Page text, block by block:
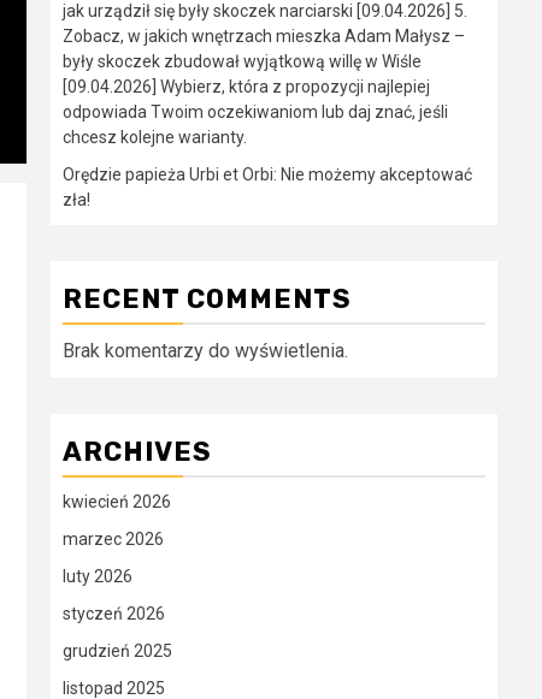
jak urządził się były skoczek narciarski [09.04.2026] 5.
Zobacz, w jakich wnętrzach mieszka Adam Małysz –
były skoczek zbudował wyjątkową willę w Wiśle
[09.04.2026] Wybierz, która z propozycji najlepiej
odpowiada Twoim oczekiwaniom lub daj znać, jeśli
chcesz kolejne warianty.
Orędzie papieża Urbi et Orbi: Nie możemy akceptować
zła!
RECENT COMMENTS
Brak komentarzy do wyświetlenia.
ARCHIVES
kwiecień 2026
marzec 2026
luty 2026
styczeń 2026
grudzień 2025
listopad 2025